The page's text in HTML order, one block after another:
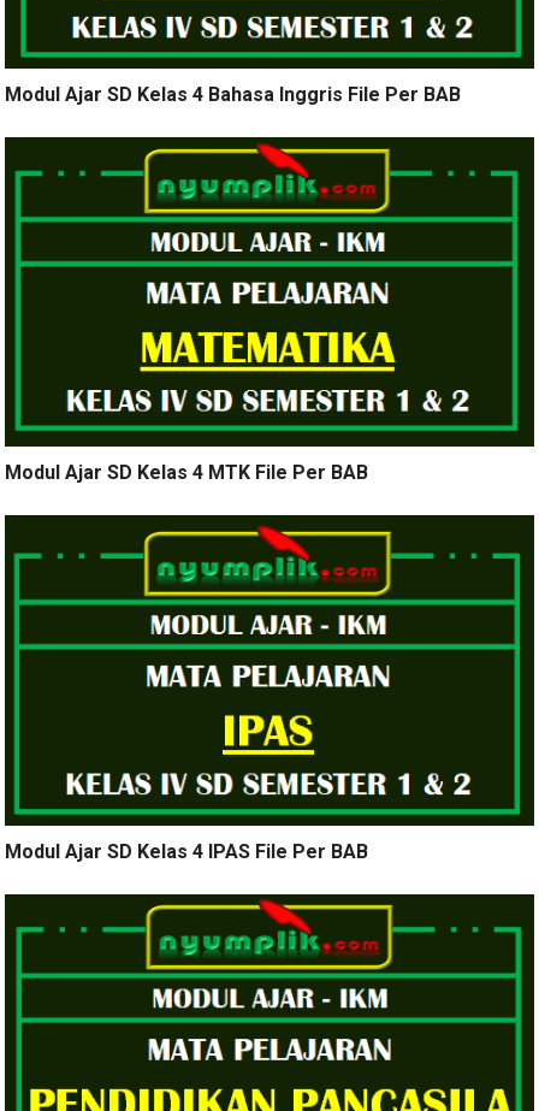
Modul Ajar SD Kelas 4 Bahasa Inggris File Per BAB
Modul Ajar SD Kelas 4 MTK File Per BAB
Modul Ajar SD Kelas 4 IPAS File Per BAB